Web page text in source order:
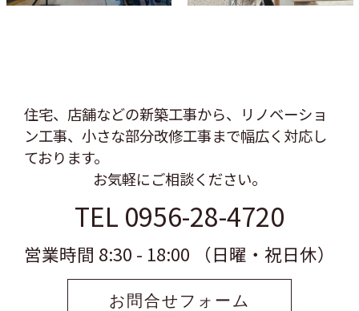
住宅、店舗などの新築工事から、リノベーショ
ン工事、 小さな部分改修工事まで幅広く対応し
ております。
お気軽にご相談ください。
TEL 0956-28-4720
営業時間 8:30 - 18:00 （日曜・祝日休）
お問合せフォーム